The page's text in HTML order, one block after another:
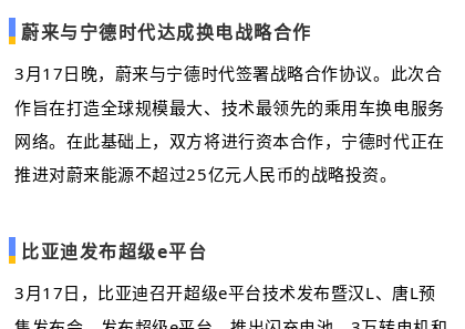
蔚来与宁德时代达成换电战略合作
3月17日晚，蔚来与宁德时代签署战略合作协议。此次合
作旨在打造全球规模最大、技术最领先的乘用车换电服务
网络。在此基础上，双方将进行资本合作，宁德时代正在
推进对蔚来能源不超过25亿元人民币的战略投资。
比亚迪发布超级e平台
3月17日，比亚迪召开超级e平台技术发布暨汉L、唐L预